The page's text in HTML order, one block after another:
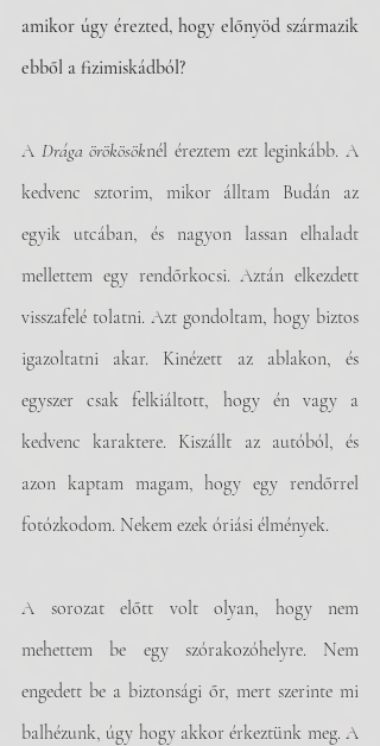
amikor úgy érezted, hogy előnyöd származik
ebből a fizimiskádból?
A Drága örökösöknél éreztem ezt leginkább. A
kedvenc sztorim, mikor álltam Budán az
egyik utcában, és nagyon lassan elhaladt
mellettem egy rendőrkocsi. Aztán elkezdett
visszafelé tolatni. Azt gondoltam, hogy biztos
igazoltatni akar. Kinézett az ablakon, és
egyszer csak felkiáltott, hogy én vagy a
kedvenc karaktere. Kiszállt az autóból, és
azon kaptam magam, hogy egy rendőrrel
fotózkodom. Nekem ezek óriási élmények.
A sorozat előtt volt olyan, hogy nem
mehettem be egy szórakozóhelyre. Nem
engedett be a biztonsági őr, mert szerinte mi
balhézunk, úgy hogy akkor érkeztünk meg. A